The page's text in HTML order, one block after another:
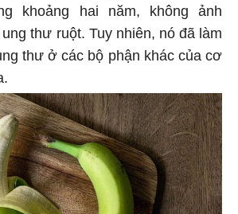
khoảng hai năm, không ảnh
thư ruột. Tuy nhiên, nó đã làm
thư ở các bộ phận khác của cơ